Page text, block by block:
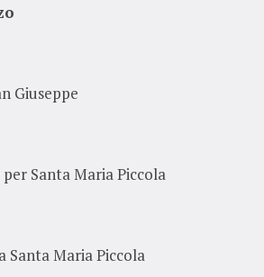
Giuseppe
per Santa Maria Piccola
Santa Maria Piccola